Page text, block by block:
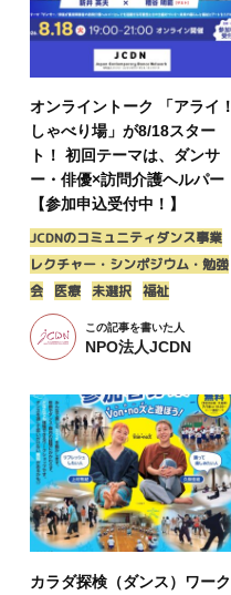
オンライントーク 「アライ！
しゃべり場」が8/18スター
ト！ 初回テーマは、ダンサ
ー・俳優×訪問介護ヘルパー
【参加申込受付中！】
JCDNのコミュニティダンス事業
レクチャー・シンポジウム・勉強
会
医療 未選択 福祉
この記事を書いた人
NPO法人JCDN
カラダ探検（ダンス）ワーク